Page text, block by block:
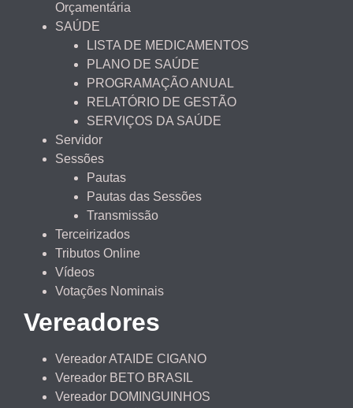
Orçamentária
SAÚDE
LISTA DE MEDICAMENTOS
PLANO DE SAÚDE
PROGRAMAÇÃO ANUAL
RELATÓRIO DE GESTÃO
SERVIÇOS DA SAÚDE
Servidor
Sessões
Pautas
Pautas das Sessões
Transmissão
Terceirizados
Tributos Online
Vídeos
Votações Nominais
Vereadores
Vereador ATAIDE CIGANO
Vereador BETO BRASIL
Vereador DOMINGUINHOS